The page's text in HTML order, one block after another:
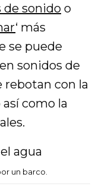
de sonido o
‘ más
se puede
sonidos de
rebotan con la
como la
un barco.